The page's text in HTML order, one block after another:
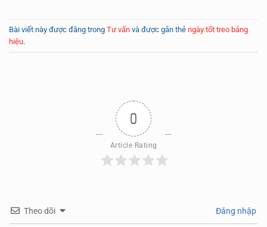
Bài viết này được đăng trong Tư vấn và được gắn thẻ ngày tốt treo bảng
hiệu.
0
Article Rating
Theo dõi Đăng nhập